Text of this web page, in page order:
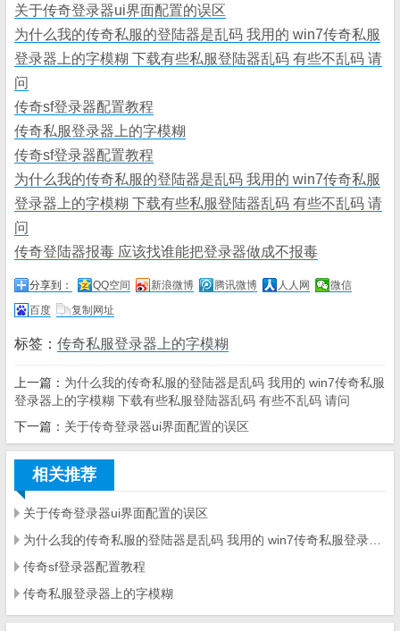
关于传奇登录器ui界面配置的误区
为什么我的传奇私服的登陆器是乱码 我用的 win7传奇私服
登录器上的字模糊 下载有些私服登陆器乱码 有些不乱码 请
问
传奇sf登录器配置教程
传奇私服登录器上的字模糊
传奇sf登录器配置教程
为什么我的传奇私服的登陆器是乱码 我用的 win7传奇私服
登录器上的字模糊 下载有些私服登陆器乱码 有些不乱码 请
问
传奇登陆器报毒 应该找谁能把登录器做成不报毒
分享到： QQ空间 新浪微博 腾讯微博 人人网
微信
百度
复制网址
标签： 传奇私服登录器上的字模糊
上一篇： 为什么我的传奇私服的登陆器是乱码 我用的 win7传奇私服
登录器上的字模糊 下载有些私服登陆器乱码 有些不乱码 请问
下一篇： 关于传奇登录器ui界面配置的误区
相关推荐
关于传奇登录器ui界面配置的误区
传奇sf登录器配置教程
传奇私服登录器上的字模糊